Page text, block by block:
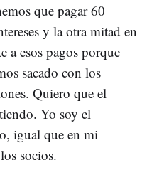
que pagar 60
y la otra mitad en
a esos pagos porque
sacado con los
Quiero que el
Yo soy el
igual que en mi
socios.